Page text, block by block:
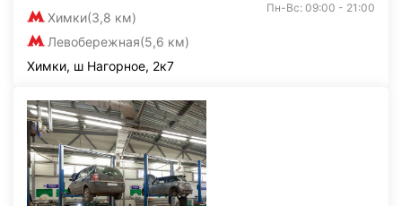
Химки(3,8 км)
Левобережная(5,6 км)
Пн-Вс: 09:00 - 21:00
Химки, ш Нагорное, 2к7